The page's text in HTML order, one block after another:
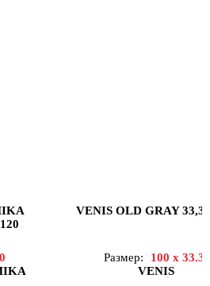
VENIS OLD GRAY
Размер:
100 x 33.3
VENIS